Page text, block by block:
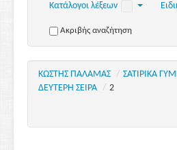
Κατάλογοι λέξεων
Ακριβής αναζήτηση
ΚΩΣΤΗΣ ΠΑΛΑΜΑΣ / ΣΑΤΙΡΙΚΑ
ΔΕΥΤΕΡΗ ΣΕΙΡΑ / 2